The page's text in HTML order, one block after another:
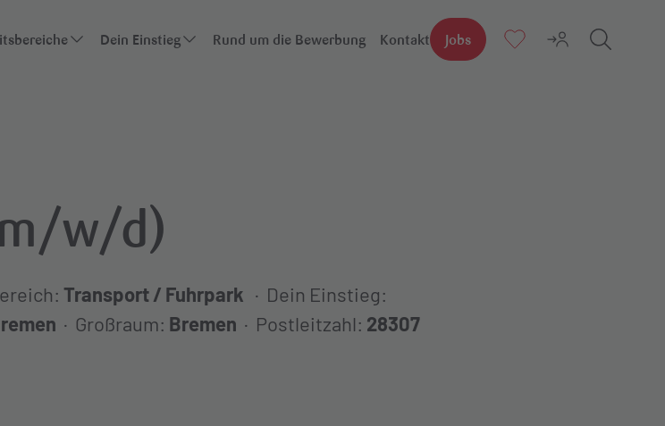
Commerce
Management
Dein Einstieg
Berufserfahrene
Rund um die Bewerbung Kontakt Jobs
w/d)
Transport / Fuhrpark
Dein Einstieg:
Großraum: Bremen Postleitzahl: 28307